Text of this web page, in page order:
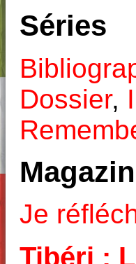
Séries
Dossier,
Je
Tibéri :